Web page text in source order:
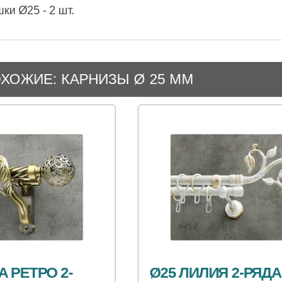
Ø25 - 2 шт.
КАРНИЗЫ Ø 25 ММ
РЕТРО 2-
Ø25 ЛИЛИЯ 2-РЯДА